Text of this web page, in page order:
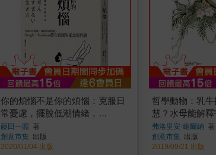
你的煩惱不是你的煩惱：克服日
常憂慮，擺脫低潮情緒，
Google、Facebook都在實踐的
正念現代禪
藤田一照 著
創意市集 出版
2020/01/04 出版
哲學動物：乳
慧？水母能解
鳥是當代禪學大
論大哉問，上一
弗洛里安·維爾納 著
創意市集 出版
2019/09/21 出版